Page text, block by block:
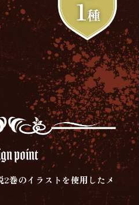
1種
point
巻のイラストを使用したメ